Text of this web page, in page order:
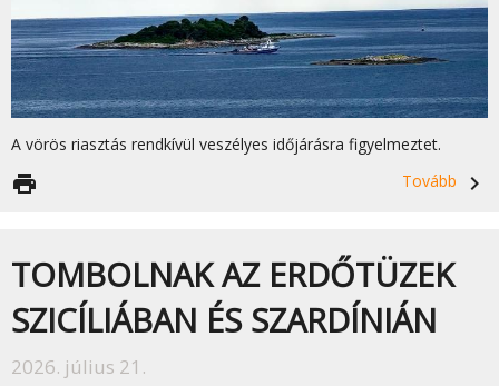
A vörös riasztás rendkívül veszélyes időjárásra figyelmeztet.
Tovább
navigate_next
print
TOMBOLNAK AZ ERDŐTÜZEK
SZICÍLIÁBAN ÉS SZARDÍNIÁN
2026. július 21.